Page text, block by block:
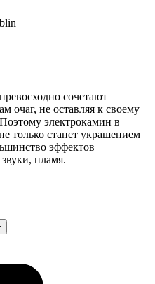
сочетают
очаг, не оставляя к своему
электрокамин в
только станет украшением
эффектов
пламя.